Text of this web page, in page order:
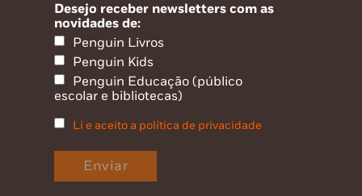
Desejo receber newsletters com as
novidades de:
Penguin Livros
Penguin Kids
Penguin Educação (público
escolar e bibliotecas)
Li e aceito a política de privacidade